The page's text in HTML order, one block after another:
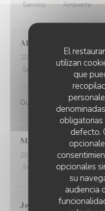
El
utilizan
que
defecto.
opcionales
su
audiencia
Servicio:5/5 Ambiente:5/5
Alain
2026-07-31
- 19:30 -
Servicio
Oui
Martine
2026-07-30 - 20:00 -
Servicio
/5 Ambiente: 5/5
Jean-Baptiste J